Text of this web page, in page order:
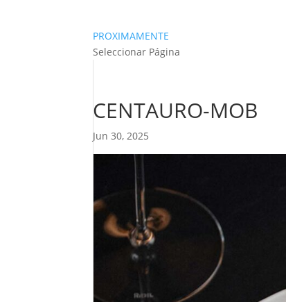
PROXIMAMENTE
Seleccionar Página
CENTAURO-MOB
Jun 30, 2025